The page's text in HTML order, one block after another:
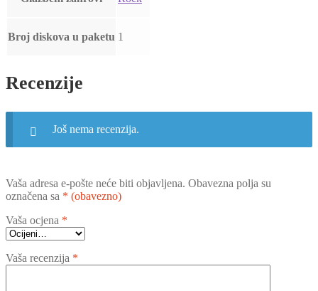
Broj diskova u paketu 1
Recenzije
Još nema recenzija.
Vaša adresa e-pošte neće biti objavljena. Obavezna polja su
označena sa * (obavezno)
Vaša ocjena *
Vaša recenzija *